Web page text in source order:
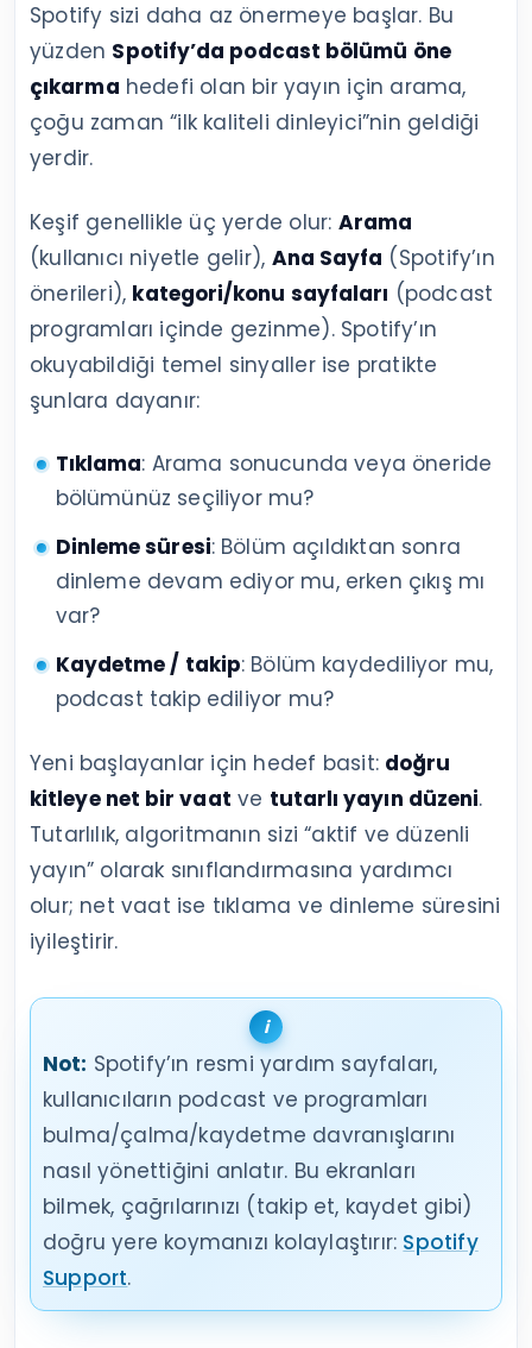
Spotify sizi daha az önermeye başlar. Bu
yüzden Spotify’da podcast bölümü öne
çıkarma hedefi olan bir yayın için arama,
çoğu zaman “ilk kaliteli dinleyici”nin geldiği
yerdir.
Keşif genellikle üç yerde olur: Arama
(kullanıcı niyetle gelir), Ana Sayfa (Spotify’ın
önerileri), kategori/konu sayfaları (podcast
programları içinde gezinme). Spotify’ın
okuyabildiği temel sinyaller ise pratikte
şunlara dayanır:
Tıklama: Arama sonucunda veya öneride
bölümünüz seçiliyor mu?
Dinleme süresi: Bölüm açıldıktan sonra
dinleme devam ediyor mu, erken çıkış mı
var?
Kaydetme / takip: Bölüm kaydediliyor mu,
podcast takip ediliyor mu?
Yeni başlayanlar için hedef basit: doğru
kitleye net bir vaat ve tutarlı yayın düzeni.
Tutarlılık, algoritmanın sizi “aktif ve düzenli
yayın” olarak sınıflandırmasına yardımcı
olur; net vaat ise tıklama ve dinleme süresini
iyileştirir.
Not: Spotify’ın resmi yardım sayfaları,
kullanıcıların podcast ve programları
bulma/çalma/kaydetme davranışlarını
nasıl yönettiğini anlatır. Bu ekranları
bilmek, çağrılarınızı (takip et, kaydet gibi)
doğru yere koymanızı kolaylaştırır: Spotify
Support.